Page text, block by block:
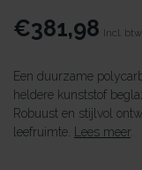
€381,98 Incl. btw
Een duurzame
heldere kunststof
Robuust en stijlvol
leefruimte.
Lees meer.